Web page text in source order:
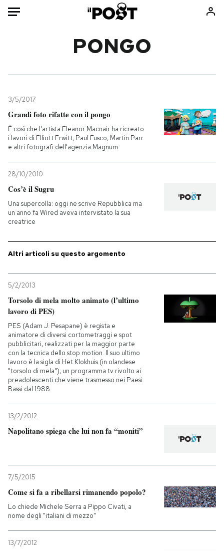
Mondo
Politica
Tecnologia
Internet
Cultura
Economia
Sport
Consumismi
Storie/Idee
Ok Boomer!
Mondiali calcio 2026
PODCAST
I MIEI PREFERITI
SHOP
CALENDARIO
Entra
PONGO
3/5/2017
Grandi foto rifatte con il pongo
È così che l'artista Eleanor Macnair ha ricreato
i lavori di Elliott Erwitt, Paul Fusco, Martin Parr
e altri fotografi dell'agenzia Magnum
28/10/2010
Cos’è il Sugru
Una supercolla: oggi ne scrive Repubblica ma
un anno fa Wired aveva intervistato la sua
creatrice
Altri articoli su questo argomento
5/2/2013
Torsolo di mela molto animato (l’ultimo
lavoro di PES)
PES (Adam J. Pesapane) è regista e
animatore di diversi cortometraggi e spot
pubblicitari, realizzati per la maggior parte
con la tecnica dello stop motion. Il suo ultimo
lavoro è la sigla di Het Klokhuis (in olandese
"torsolo di mela"), un programma tv rivolto ai
preadolescenti che viene trasmesso nei Paesi
Bassi dal 1988.
13/2/2012
Napolitano spiega che lui non fa “moniti”
7/5/2015
Come si fa a ribellarsi rimanendo popolo?
Lo chiede Michele Serra a Pippo Civati, a
nome degli "italiani di mezzo"
13/7/2012